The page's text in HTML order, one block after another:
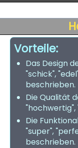
Vorteile:
Das Design
"schick",
beschrieben.
Die Qualität
"hochwertig",
Die
"super",
beschrieben.